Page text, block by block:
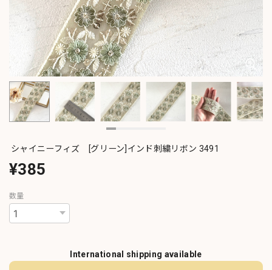
シャイニーフィズ [グリーン]インド刺繍リボン 3491
¥385
数量
International shipping available